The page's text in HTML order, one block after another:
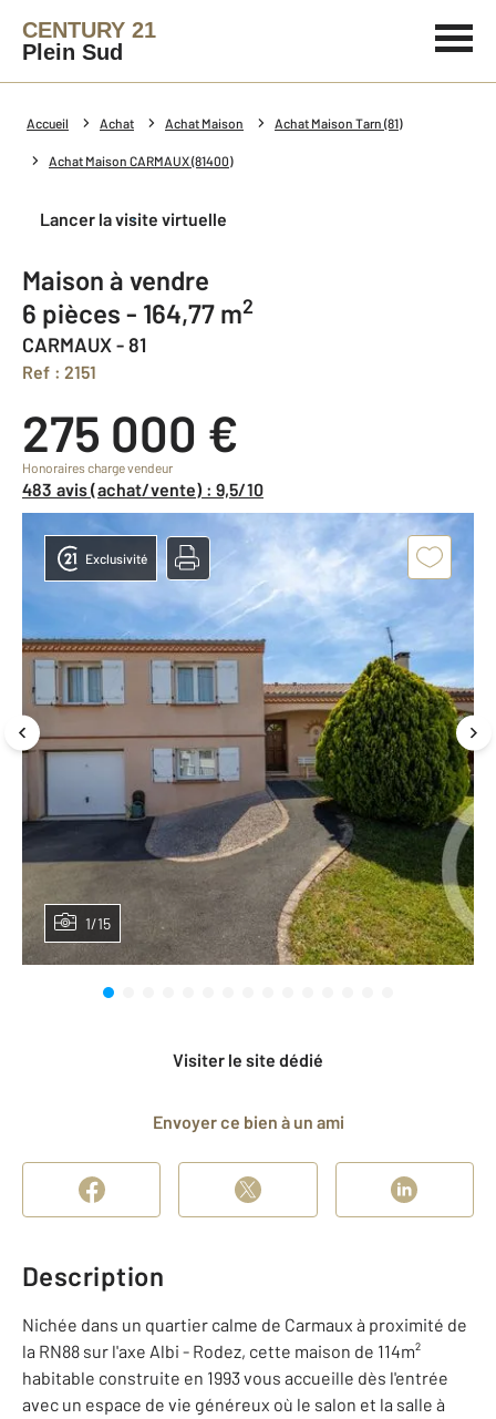
CENTURY 21
Plein Sud
Accueil Achat Achat Maison Achat Maison Tarn (81)
Achat Maison CARMAUX (81400)
Lancer la visite virtuelle
Maison à vendre
6 pièces - 164,77 m2
CARMAUX - 81
Ref : 2151
275 000 €
Honoraires charge vendeur
483 avis (achat/vente) : 9,5/10
1/15
Exclusivité
Visiter le site dédié
Envoyer ce bien à un ami
Description
Nichée dans un quartier calme de Carmaux à proximité de
la RN88 sur l'axe Albi - Rodez, cette maison de 114m²
habitable construite en 1993 vous accueille dès l'entrée
avec un espace de vie généreux où le salon et la salle à